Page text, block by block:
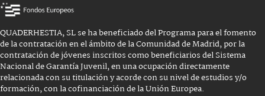
QUADERHESTIA, SL se ha beneficiado del Programa para el fomento
de la contratación en el ámbito de la Comunidad de Madrid, por la
contratación de jóvenes inscritos como beneficiarios del Sistema
Nacional de Garantía Juvenil, en una ocupación directamente
relacionada con su titulación y acorde con su nivel de estudios y/o
formación, con la cofinanciación de la Unión Europea.